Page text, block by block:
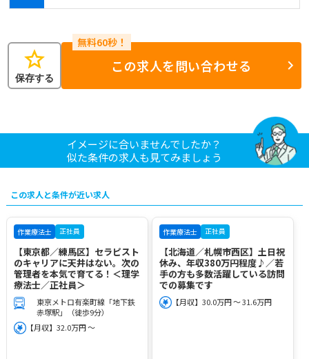
star
保存する
この求人を問い合わせる
イメージに合いませんでしたか？
似た条件の求人も見てみましょう
この求人と条件が近い求人
作業療法士 正社員
【東京都／練馬区】セラピスト
のキャリアに天井はない。次の
管理者を本気で育てる！＜理学
療法士／正社員＞
東京メトロ有楽町線「地下鉄
赤塚駅」（徒歩9分）
【月収】32.0万円 ～
作業療法士 正社員
【北海道／札幌市西区】土日祝
休み、年収380万円程度♪／若
手の方も多数活躍している訪問
での募集です
【月収】30.0万円 ～ 31.6万円